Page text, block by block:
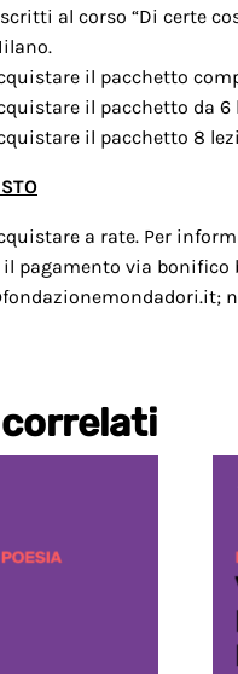
al corso “Di certe
il pacchetto
il pacchetto da 6
il pacchetto 8
a rate. Per
il pagamento via